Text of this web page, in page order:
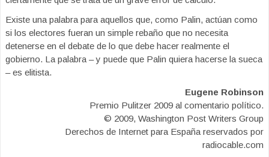
Existe una palabra para aquellos que, como Palin, actúan como
si los electores fueran un simple rebaño que no necesita
detenerse en el debate de lo que debe hacer realmente el
gobierno. La palabra – y puede que Palin quiera hacerse la sueca
– es elitista.
Eugene Robinson
Premio Pulitzer 2009 al comentario político.
© 2009, Washington Post Writers Group
Derechos de Internet para España reservados por
radiocable.com